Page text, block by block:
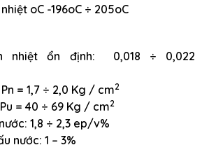
oC -196oC ÷ 205oC
nhiệt ổn định: 0,018 ÷ 0,022
= 1,7 ÷ 2,0 Kg / cm2
= 40 ÷ 69 Kg / cm2
1,8 ÷ 2,3 ep/v%
nước: 1 – 3%